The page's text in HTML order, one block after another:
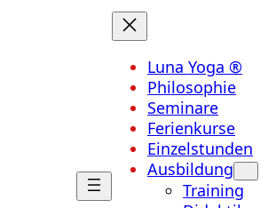
Luna Yoga ®
Philosophie
Seminare
Ferienkurse
Einzelstunden
Ausbildung
Training